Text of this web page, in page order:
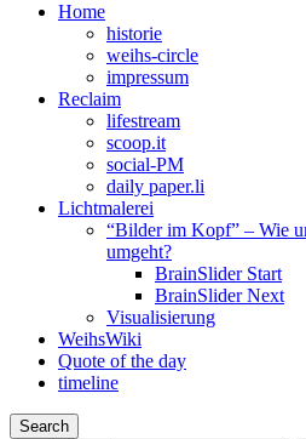
Home
historie
weihs-circle
impressum
Reclaim
lifestream
scoop.it
social-PM
daily paper.li
Lichtmalerei
“Bilder im Kopf” – Wie
umgeht?
BrainSlider Start
BrainSlider Next
Visualisierung
WeihsWiki
Quote of the day
timeline
Search